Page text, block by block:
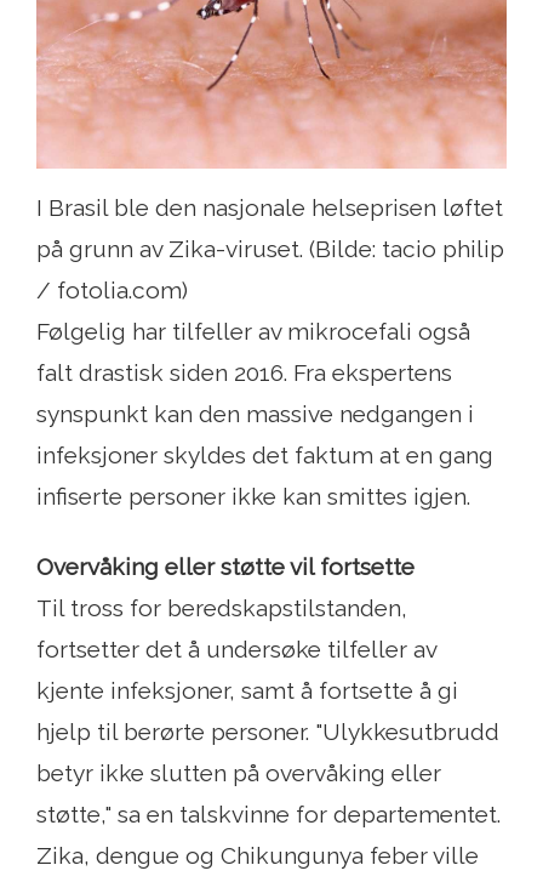
I Brasil ble den nasjonale helseprisen løftet
på grunn av Zika-viruset. (Bilde: tacio philip
/ fotolia.com)
Følgelig har tilfeller av mikrocefali også
falt drastisk siden 2016. Fra ekspertens
synspunkt kan den massive nedgangen i
infeksjoner skyldes det faktum at en gang
infiserte personer ikke kan smittes igjen.
Overvåking eller støtte vil fortsette
Til tross for beredskapstilstanden,
fortsetter det å undersøke tilfeller av
kjente infeksjoner, samt å fortsette å gi
hjelp til berørte personer. "Ulykkesutbrudd
betyr ikke slutten på overvåking eller
støtte," sa en talskvinne for departementet.
Zika, dengue og Chikungunya feber ville